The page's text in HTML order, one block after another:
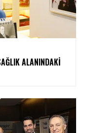
ALANINDAKI